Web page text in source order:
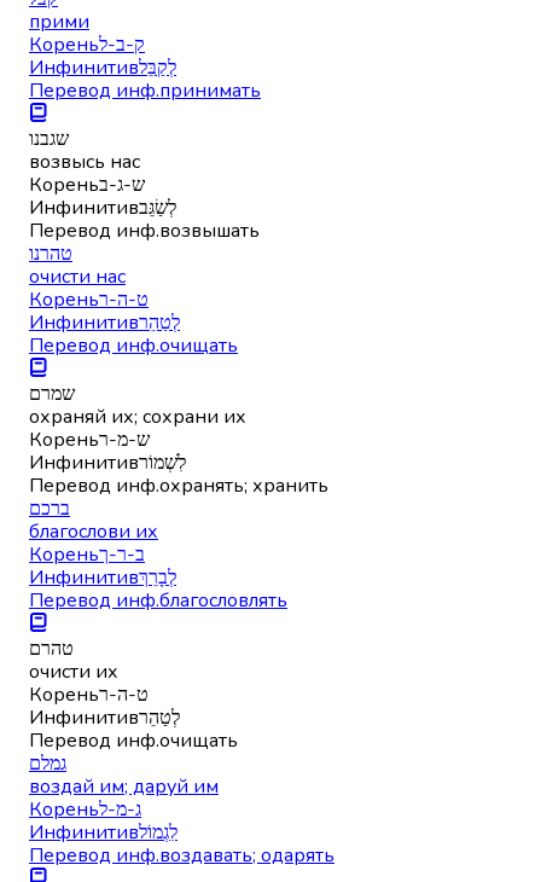
прими
Кореньק-ב-ל
Инфинитивלְקַבֵּל
Перевод инф.принимать
שגבנו
возвысь нас
Кореньש-ג-ב
Инфинитивלְשַׂגֵּב
Перевод инф.возвышать
טהרנו
очисти нас
Кореньט-ה-ר
Инфинитивלְטַהֵר
Перевод инф.очищать
שמרם
охраняй их; сохрани их
Кореньש-מ-ר
Инфинитивלִשְׁמוֹר
Перевод инф.охранять; хранить
ברכם
благослови их
Кореньב-ר-ך
Инфинитивלְבָרֵךְ
Перевод инф.благословлять
טהרם
очисти их
Кореньט-ה-ר
Инфинитивלְטַהֵר
Перевод инф.очищать
גמלם
воздай им; даруй им
Кореньג-מ-ל
Инфинитивלִגְמוֹל
Перевод инф.воздавать; одарять